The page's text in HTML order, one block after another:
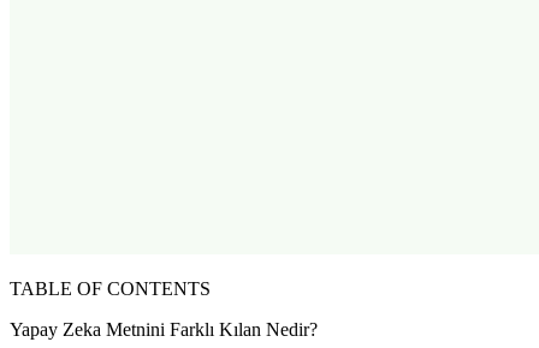
TABLE OF CONTENTS
Yapay Zeka Metnini Farklı Kılan Nedir?